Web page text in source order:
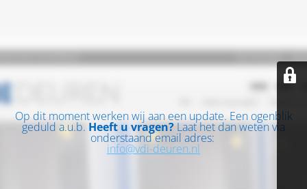
Op dit moment werken wij aan een update. Een ogenblik
geduld a.u.b. Heeft u vragen? Laat het dan weten via
onderstaand email adres:
info@vdi-deuren.nl